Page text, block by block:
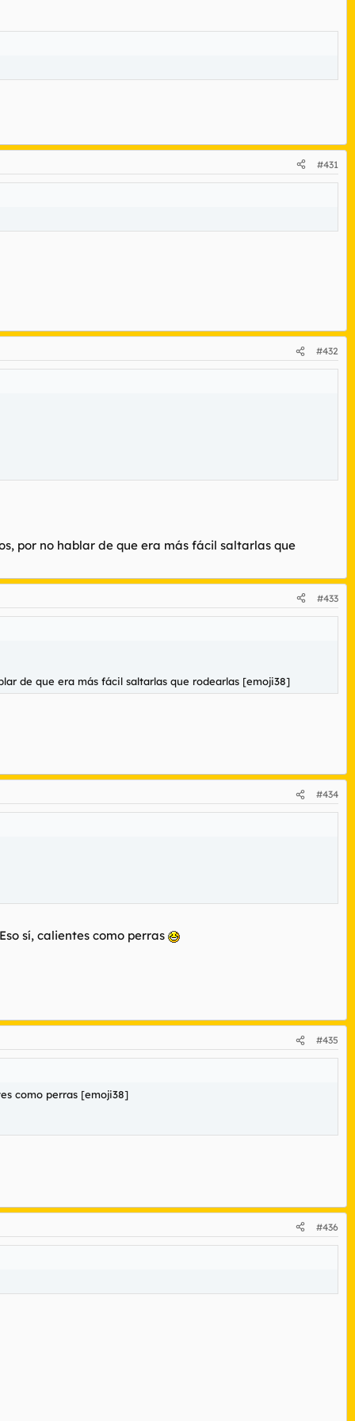
#431
#432
por no hablar de que era más fácil saltarlas que
#433
de que era más fácil saltarlas que rodearlas [emoji38]
#434
sí, calientes como perras
#435
como perras [emoji38]
#436